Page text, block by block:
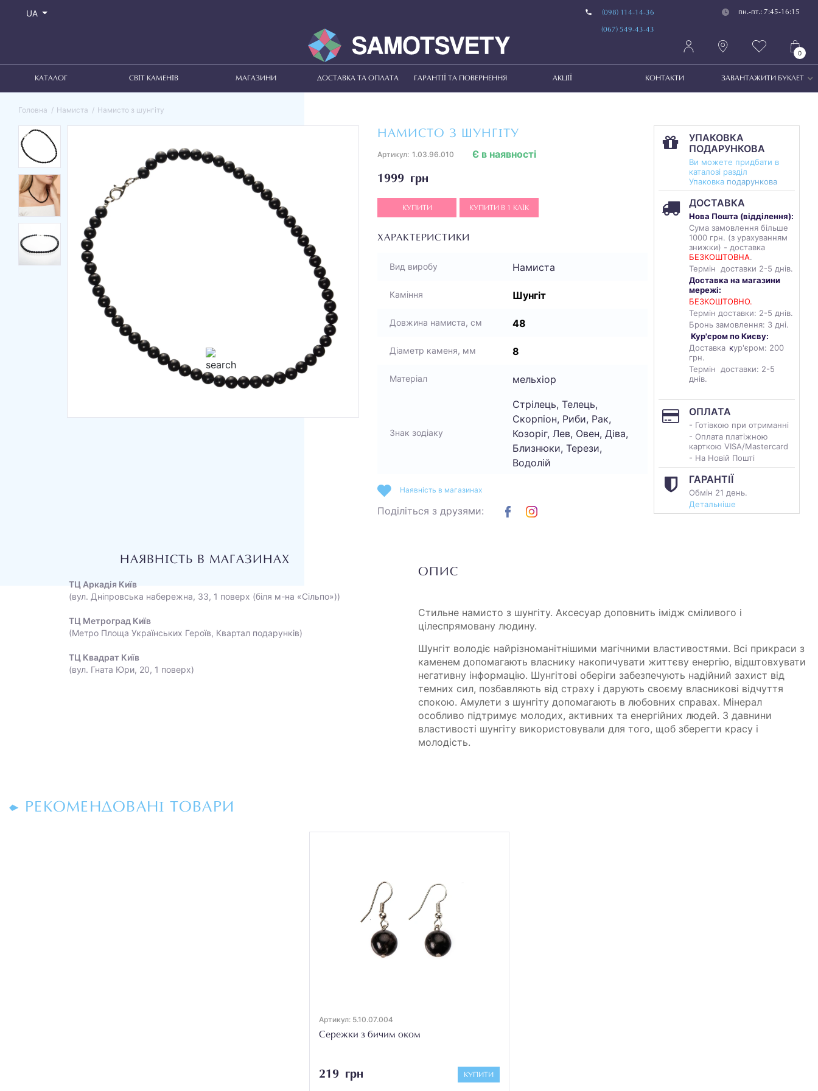
UA (098) 114-14-36
(067) 549-43-43
пн.-пт.: 7:45-16:15
0
КАТАЛОГ СВІТ КАМЕНІВ МАГАЗИНИ ДОСТАВКА ТА ОПЛАТА ГАРАНТІЇ ТА ПОВЕРНЕННЯ АКЦІЇ КОНТАКТИ ЗАВАНТАЖИТИ БУКЛЕТ
Головна Намиста Намисто з шунгіту
НАМИСТО З ШУНГІТУ
Артикул: 1.03.96.010
1999 грн
Є в наявності
КУПИТИ КУПИТИ В 1 КЛІК
ХАРАКТЕРИСТИКИ
Вид виробу Намиста
Каміння Шунгіт
Довжина намиста, см 48
Діаметр каменя, мм 8
Матеріал мельхіор
Знак зодіаку
Стрілець, Телець,
Скорпіон, Риби, Рак,
Козоріг, Лев, Овен, Діва,
Близнюки, Терези,
Водолій
УПАКОВКА
ПОДАРУНКОВА
Ви можете придбати в
каталозі разділ
Упаковка подарункова
ДОСТАВКА
Нова Пошта (відділення):
Сума замовлення більше
1000 грн. (з урахуванням
знижки) - доставка
БЕЗКОШТОВНА.
Термін доставки 2-5 днів.
Доставка на магазини
мережі:
БЕЗКОШТОВНО.
Термін доставки: 2-5 днів.
Бронь замовлення: 3 дні.
Кур'єром по Києву:
Доставка кур'єром: 200
грн.
Термін доставки: 2-5
днів.
ОПЛАТА
- Готівкою при отриманні
- Оплата платіжною
карткою VISA/Mastercard
- На Новій Пошті
ГАРАНТІЇ
Обмін 21 день.
Детальніше
Наявність в магазинах
Поділіться з друзями:
НАЯВНІСТЬ В МАГАЗИНАХ
ТЦ Аркадія Київ
(вул. Дніпровська набережна, 33, 1 поверх (біля м-на «Сільпо»))
ТЦ Метроград Київ
(Метро Площа Українських Героїв, Квартал подарунків)
ТЦ Квадрат Київ
(вул. Гната Юри, 20, 1 поверх)
ОПИС
Стильне намисто з шунгіту. Аксесуар доповнить імідж сміливого і
цілеспрямовану людину.
Шунгіт володіє найрізноманітнішими магічними властивостями. Всі прикраси з
каменем допомагають власнику накопичувати життєву енергію, відштовхувати
негативну інформацію. Шунгітові оберіги забезпечують надійний захист від
темних сил, позбавляють від страху і дарують своєму власникові відчуття
спокою. Амулети з шунгіту допомагають в любовних справах. Мінерал
особливо підтримує молодих, активних та енергійних людей. З давнини
властивості шунгіту використовували для того, щоб зберегти красу і
молодість.
РЕКОМЕНДОВАНІ ТОВАРИ
Артикул: 5.10.07.004
Сережки з бичим оком
219 грн КУПИТИ